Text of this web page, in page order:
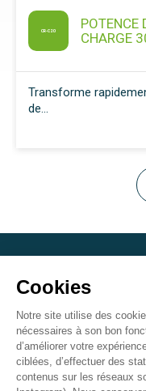
CR-C 20
POTENCE
CHARGE
Transforme
de...
Z.A.